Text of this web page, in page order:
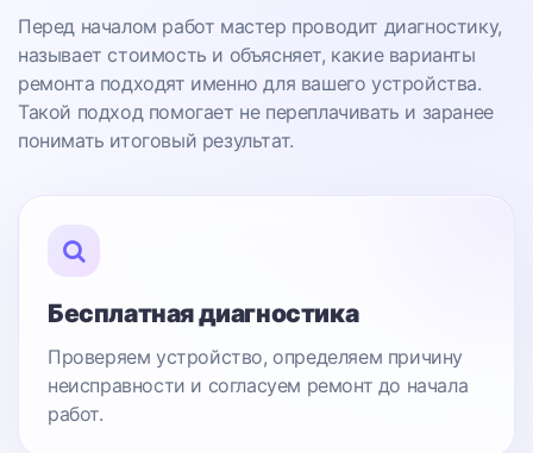
Перед началом работ мастер проводит диагностику,
называет стоимость и объясняет, какие варианты
ремонта подходят именно для вашего устройства.
Такой подход помогает не переплачивать и заранее
понимать итоговый результат.
Бесплатная диагностика
Проверяем устройство, определяем причину
неисправности и согласуем ремонт до начала
работ.